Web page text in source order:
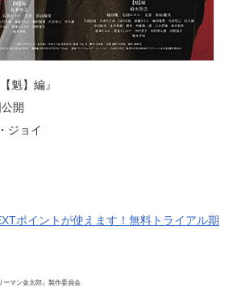
魁】編』
開
ジョイ
ポイントが使えます！無料トライアル期
ーマン金太郎』製作委員会